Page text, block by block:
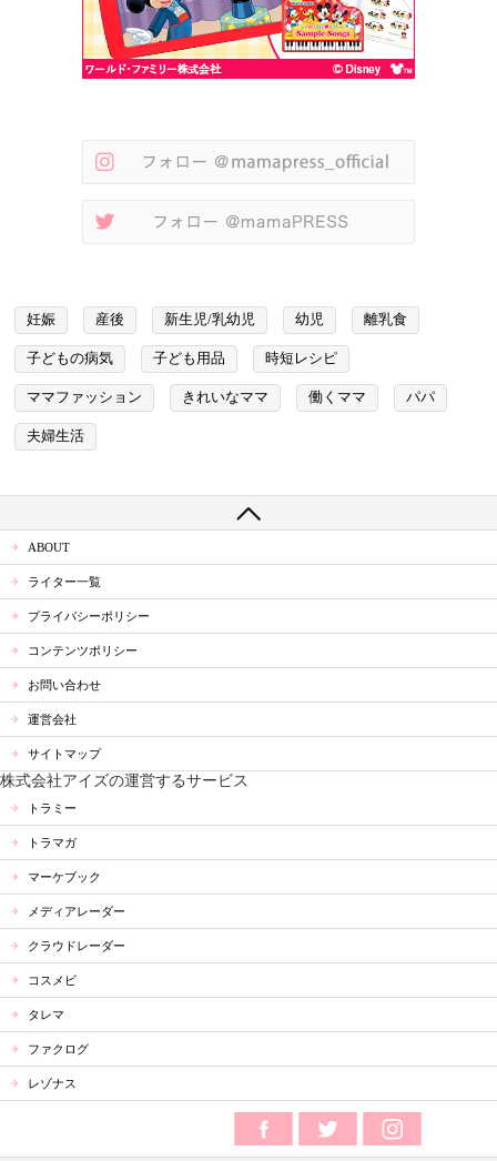
妊娠 産後 新生児/乳幼児 幼児 離乳食
子どもの病気 子ども用品 時短レシピ
ママファッション きれいなママ 働くママ パパ
夫婦生活
ABOUT
ライター一覧
プライバシーポリシー
コンテンツポリシー
お問い合わせ
運営会社
サイトマップ
株式会社アイズの運営するサービス
トラミー
トラマガ
マーケブック
メディアレーダー
クラウドレーダー
コスメビ
タレマ
ファクログ
レゾナス